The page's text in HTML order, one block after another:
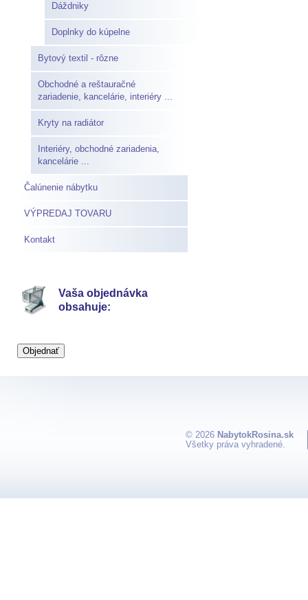
Dáždniky
Doplnky do kúpelne
Bytový textil - rôzne
Obchodné a reštauračné
zariadenie, kancelárie, interiéry ...
Kryty na radiátor
Interiéry, obchodné zariadenia,
kancelárie ...
Čalúnenie nábytku
VÝPREDAJ TOVARU
Kontakt
Vaša objednávka
obsahuje:
© 2026 NabytokRosina.sk
Všetky práva vyhradené.